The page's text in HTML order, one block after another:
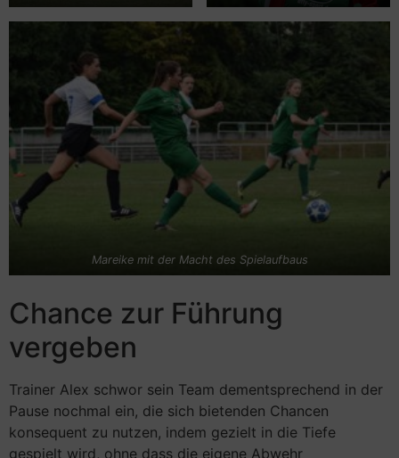
Mareike mit der Macht des Spielaufbaus
Chance zur Führung
vergeben
Trainer Alex schwor sein Team dementsprechend in der
Pause nochmal ein, die sich bietenden Chancen
konsequent zu nutzen, indem gezielt in die Tiefe
gespielt wird, ohne dass die eigene Abwehr